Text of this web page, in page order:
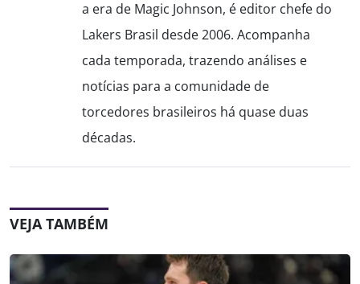
a era de Magic Johnson, é editor chefe do
Lakers Brasil desde 2006. Acompanha
cada temporada, trazendo análises e
notícias para a comunidade de
torcedores brasileiros há quase duas
décadas.
VEJA TAMBÉM